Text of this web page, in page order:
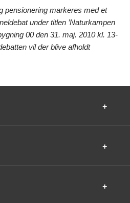
pensionering markeres med et
under titlen ’Naturkampen
00 den 31. maj. 2010 kl. 13-
vil der blive afholdt